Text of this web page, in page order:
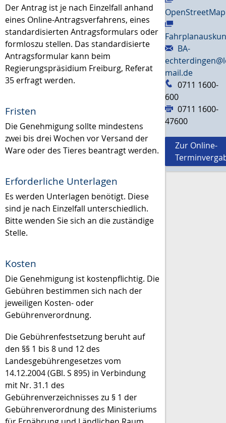
Der Antrag ist je nach Einzelfall anhand
eines Online-Antragsverfahrens, eines
standardisierten Antragsformulars oder
formloszu stellen. Das standardisierte
Antragsformular kann beim
Regierungspräsidium Freiburg, Referat
35 erfragt werden.
Fristen
Die Genehmigung sollte mindestens
zwei bis drei Wochen vor Versand der
Ware oder des Tieres beantragt werden.
Erforderliche Unterlagen
Es werden Unterlagen benötigt. Diese
sind je nach Einzelfall unterschiedlich.
Bitte wenden Sie sich an die zuständige
Stelle.
Kosten
Die Genehmigung ist kostenpflichtig. Die
Gebühren bestimmen sich nach der
jeweiligen Kosten- oder
Gebührenverordnung.
Die Gebührenfestsetzung beruht auf
den §§ 1 bis 8 und 12 des
Landesgebührengesetzes vom
14.12.2004 (GBl. S 895) in Verbindung
mit Nr. 31.1 des
Gebührenverzeichnisses zu § 1 der
Gebührenverordnung des Ministeriums
OpenStreetMap
BA-
mail.de
0711 1600-
600
0711 1600-
47600
Zur Online-